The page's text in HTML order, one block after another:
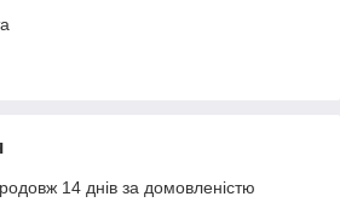
14 днів за домовленістю